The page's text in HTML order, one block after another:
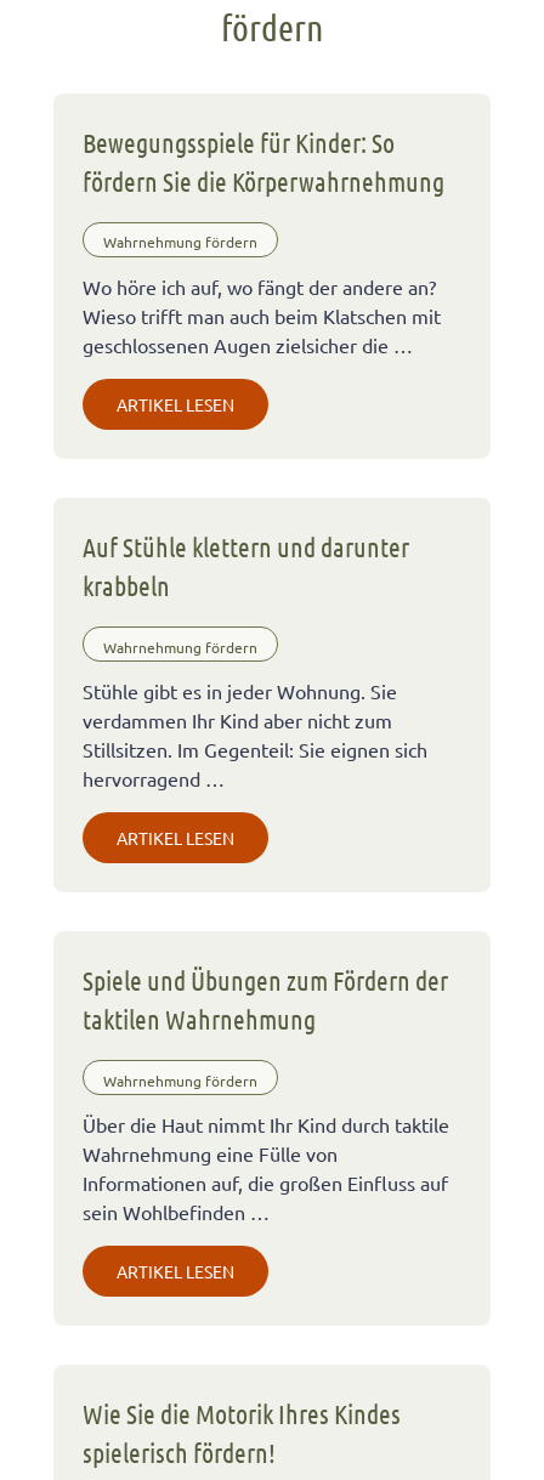
fördern
Bewegungsspiele für Kinder: So
fördern Sie die Körperwahrnehmung
Wahrnehmung fördern
Wo höre ich auf, wo fängt der andere an?
Wieso trifft man auch beim Klatschen mit
geschlossenen Augen zielsicher die …
ARTIKEL LESEN
Auf Stühle klettern und darunter
krabbeln
Wahrnehmung fördern
Stühle gibt es in jeder Wohnung. Sie
verdammen Ihr Kind aber nicht zum
Stillsitzen. Im Gegenteil: Sie eignen sich
hervorragend …
ARTIKEL LESEN
Spiele und Übungen zum Fördern der
taktilen Wahrnehmung
Wahrnehmung fördern
Über die Haut nimmt Ihr Kind durch taktile
Wahrnehmung eine Fülle von
Informationen auf, die großen Einfluss auf
sein Wohlbefinden …
ARTIKEL LESEN
Wie Sie die Motorik Ihres Kindes
spielerisch fördern!